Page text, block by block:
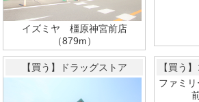
イズミヤ 橿原神宮前店
（879m）
【買う】ドラッグストア
【買う
ファミ